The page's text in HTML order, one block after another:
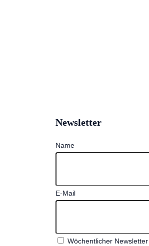
Newsletter
Name
E-Mail
Wöchentlicher Newsletter